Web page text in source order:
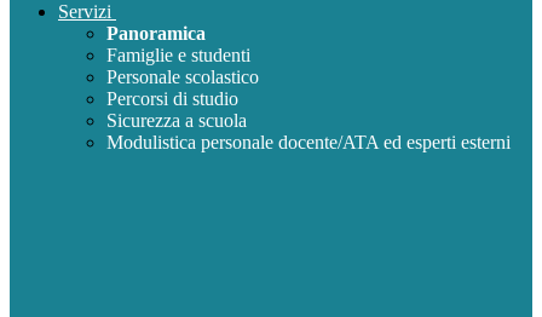
Servizi
Panoramica
Famiglie e studenti
Personale scolastico
Percorsi di studio
Sicurezza a scuola
Modulistica personale docente/ATA ed esperti esterni